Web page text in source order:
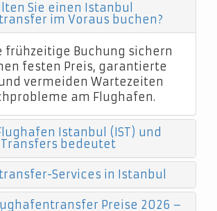
Sie einen Istanbul
im Voraus buchen?
frühzeitige Buchung sichern
festen Preis, garantierte
vermeiden Wartezeiten
am Flughafen.
Istanbul (IST) und
bedeutet
Services in Istanbul
Preise 2026 –